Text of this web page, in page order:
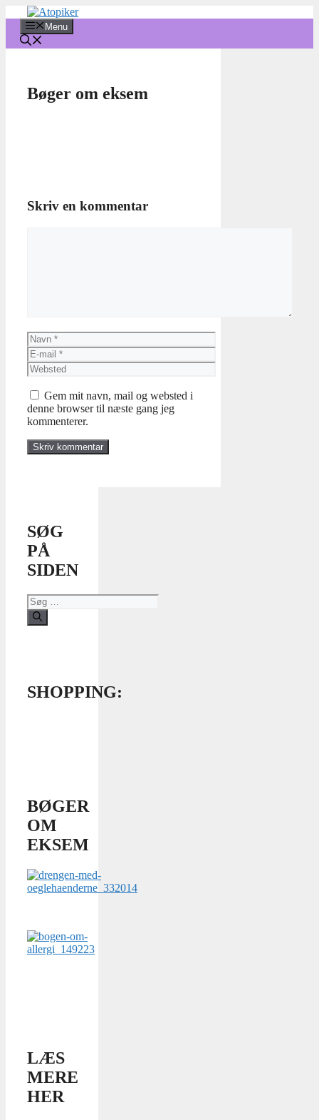
indhold
Menu
Bøger om eksem
Skriv en kommentar
Navn
E-
mail
Websted
Gem mit navn, mail og websted i
denne browser til næste gang jeg
kommenterer.
SØG
PÅ
SIDEN
Søg
efter:
SHOPPING:
BØGER
OM
EKSEM
LÆS
MERE
HER